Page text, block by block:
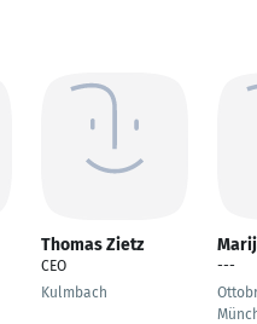
Thomas Zietz
CEO
Kulmbach
---